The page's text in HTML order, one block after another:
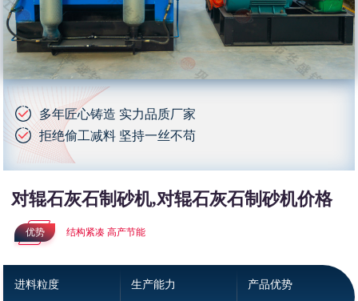
多年匠心铸造 实力品质厂家
拒绝偷工减料 坚持一丝不苟
对辊石灰石制砂机,对辊石灰石制砂机价格
优势 结构紧凑 高产节能
进料粒度 生产能力 产品优势